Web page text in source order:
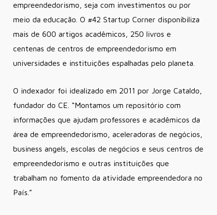
empreendedorismo, seja com investimentos ou por
meio da educação. O #42 Startup Corner disponibiliza
mais de 600 artigos acadêmicos, 250 livros e
centenas de centros de empreendedorismo em
universidades e instituições espalhadas pelo planeta.
O indexador foi idealizado em 2011 por Jorge Cataldo,
fundador do CE. “Montamos um repositório com
informações que ajudam professores e acadêmicos da
área de empreendedorismo, aceleradoras de negócios,
business angels, escolas de negócios e seus centros de
empreendedorismo e outras instituições que
trabalham no fomento da atividade empreendedora no
País.”